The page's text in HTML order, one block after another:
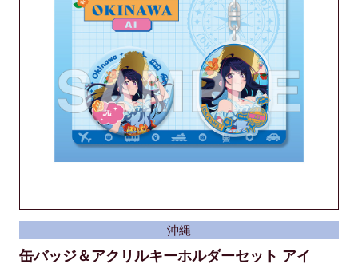
缶バッジ＆アクリルキーホルダーセット アイ
沖縄